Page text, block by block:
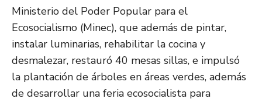
Ministerio del Poder Popular para el
Ecosocialismo (Minec), que además de pintar,
instalar luminarias, rehabilitar la cocina y
desmalezar, restauró 40 mesas sillas, e impulsó
la plantación de árboles en áreas verdes, además
de desarrollar una feria ecosocialista para